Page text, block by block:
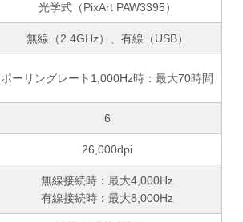
光学式（PixArt PAW3395）
無線（2.4GHz）、有線（USB）
ポーリングレート1,000Hz時：最大70時間
6
26,000dpi
無線接続時：最大4,000Hz
有線接続時：最大8,000Hz